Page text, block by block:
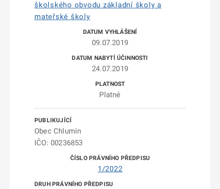
školského obvodu základní školy a
mateřské školy
09.07.2019
24.07.2019
Platné
Obec Chlumín
IČO: 00236853
1/2022